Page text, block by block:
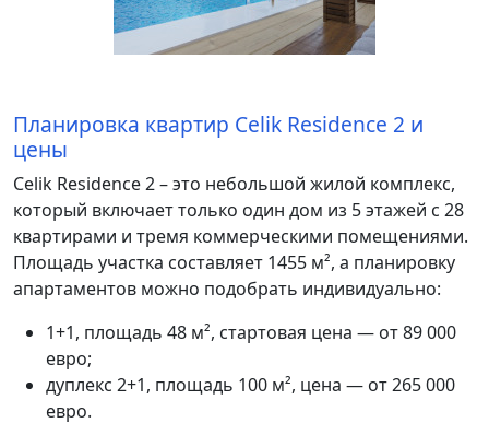
Планировка квартир Celik Residence 2 и
цены
Celik Residence 2 – это небольшой жилой комплекс,
который включает только один дом из 5 этажей с 28
квартирами и тремя коммерческими помещениями.
Площадь участка составляет 1455 м², а планировку
апартаментов можно подобрать индивидуально:
1+1, площадь 48 м², стартовая цена — от 89 000
евро;
дуплекс 2+1, площадь 100 м², цена — от 265 000
евро.